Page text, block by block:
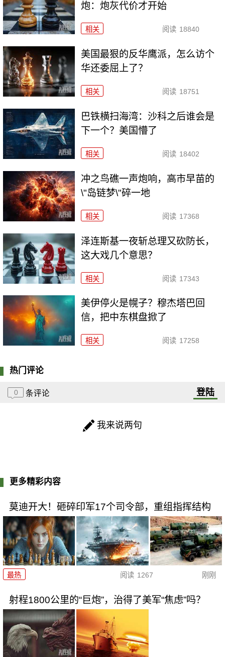
炮：炮灰代价才开始
相关 阅读 18840
美国最狠的反华鹰派，怎么访个
华还委屈上了？
相关 阅读 18751
巴铁横扫海湾：沙科之后谁会是
下一个？美国懵了
相关 阅读 18402
冲之鸟礁一声炮响，高市早苗的
\"岛链梦\"碎一地
相关 阅读 17368
泽连斯基一夜斩总理又砍防长，
这大戏几个意思？
相关 阅读 17343
美伊停火是幌子？穆杰塔巴回
信，把中东棋盘掀了
相关 阅读 17258
热门评论
0 条评论 登陆
我来说两句
更多精彩内容
莫迪开大！砸碎印军17个司令部，重组指挥结构
最热 阅读 1267 刚刚
射程1800公里的“巨炮”，治得了美军“焦虑”吗？